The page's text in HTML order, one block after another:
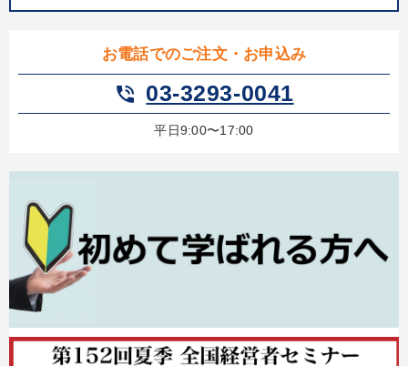
カテゴリー
大竹愼一書籍
最新刊・戦略参謀ChatGPT実戦法と中小企業のDXと講話ご案内
148回夏季大会 「儲けの本質」を突く
「利上げ時代の最新・銀行対策」＋「不動産市況予測」＋「市場
予測と株式投資」最新刊
147回春季大会 改善・生産性向上
お電話でのご注文・お申込み
phone_in_talk 03-3293-0041
平日9:00〜17:00